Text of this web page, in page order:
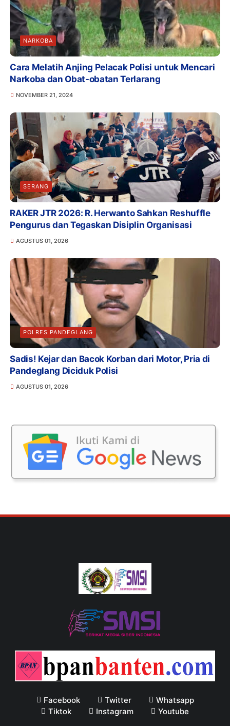
NARKOBA
Cara Melatih Anjing Pelacak Polisi untuk Mencari
Narkoba dan Obat-obatan Terlarang
NOVEMBER 21, 2024
SERANG
RAKER JTR 2026: R. Herwanto Sahkan Reshuffle
Pengurus dan Tegaskan Disiplin Organisasi
AGUSTUS 01, 2026
POLRES PANDEGLANG
Sadis! Kejar dan Bacok Korban dari Motor, Pria di
Pandeglang Diciduk Polisi
AGUSTUS 01, 2026
Facebook Twitter
Whatsapp
Tiktok
Instagram Youtube